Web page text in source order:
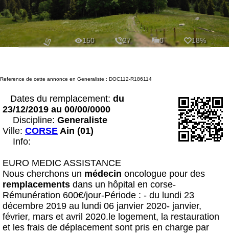
150 27 0 18%
Reference de cette annonce en Generaliste : DOC112-R186114
Dates du remplacement: du
23/12/2019 au 00/00/0000
Discipline: Generaliste
Ville: CORSE Ain (01)
Info:
EURO MEDIC ASSISTANCE
Nous cherchons un médecin oncologue pour des
remplacements dans un hôpital en corse-
Rémunération 600€/jour-Période : - du lundi 23
décembre 2019 au lundi 06 janvier 2020- janvier,
février, mars et avril 2020.le logement, la restauration
et les frais de déplacement sont pris en charge par